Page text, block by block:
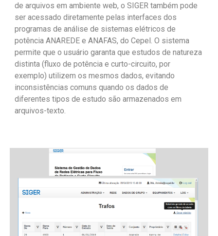
de arquivos em ambiente web, o SIGER também pode
ser acessado diretamente pelas interfaces dos
programas de análise de sistemas elétricos de
potência ANAREDE e ANAFAS, do Cepel. O sistema
permite que o usuário garanta que estudos de natureza
distinta (fluxo de potência e curto-circuito, por
exemplo) utilizem os mesmos dados, evitando
inconsistências comuns quando os dados de
diferentes tipos de estudo são armazenados em
arquivos-texto.